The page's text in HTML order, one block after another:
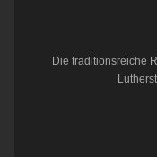
Die traditionsreiche